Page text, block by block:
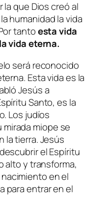
la que Dios creó al
humanidad la vida
tantoesta vida
vida eterna.
será reconocido
Esta vida es la
Jesús a
Santo, es la
Los judíos
miope se
la tierra. Jesús
el Espíritu
alto y transforma,
en el
para entrar en el